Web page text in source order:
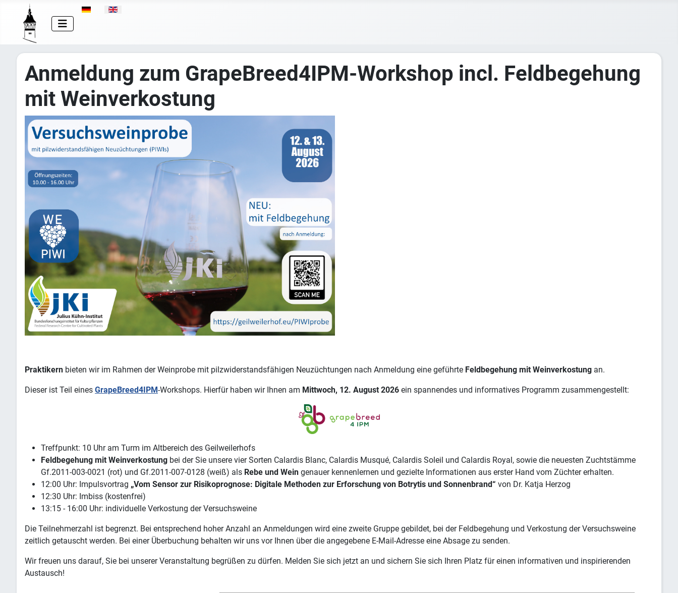
Select your language
Anmeldung zum GrapeBreed4IPM-Workshop incl. Feldbegehung
mit Weinverkostung
Praktikern bieten wir im Rahmen der Weinprobe mit pilzwiderstandsfähigen Neuzüchtungen nach Anmeldung eine geführte Feldbegehung mit Weinverkostung an.
Dieser ist Teil eines GrapeBreed4IPM-Workshops. Hierfür haben wir Ihnen am Mittwoch, 12. August 2026 ein spannendes und informatives Programm zusammengestellt:
Treffpunkt: 10 Uhr am Turm im Altbereich des Geilweilerhofs
Feldbegehung mit Weinverkostung bei der Sie unsere vier Sorten Calardis Blanc, Calardis Musqué, Calardis Soleil und Calardis Royal, sowie die neuesten Zuchtstämme
Gf.2011-003-0021 (rot) und Gf.2011-007-0128 (weiß) als Rebe und Wein genauer kennenlernen und gezielte Informationen aus erster Hand vom Züchter erhalten.
12:00 Uhr: Impulsvortrag „Vom Sensor zur Risikoprognose: Digitale Methoden zur Erforschung von Botrytis und Sonnenbrand“ von Dr. Katja Herzog
12:30 Uhr: Imbiss (kostenfrei)
13:15 - 16:00 Uhr: individuelle Verkostung der Versuchsweine
Die Teilnehmerzahl ist begrenzt. Bei entsprechend hoher Anzahl an Anmeldungen wird eine zweite Gruppe gebildet, bei der Feldbegehung und Verkostung der Versuchsweine
zeitlich getauscht werden. Bei einer Überbuchung behalten wir uns vor Ihnen über die angegebene E-Mail-Adresse eine Absage zu senden.
Wir freuen uns darauf, Sie bei unserer Veranstaltung begrüßen zu dürfen. Melden Sie sich jetzt an und sichern Sie sich Ihren Platz für einen informativen und inspirierenden
Austausch!